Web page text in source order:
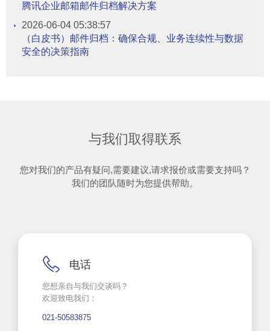
腾讯企业邮箱邮件归档解决方案
2026-06-04 05:38:57
（白皮书）邮件归档：确保合规、业务连续性与数据
安全的决策指南
与我们取得联系
您对我们的产品有疑问,需要建议,请求报价或需要支持吗？
我们的团队随时为您提供帮助。
电话
您想亲自与我们交谈吗？
欢迎致电我们：
021-50583875